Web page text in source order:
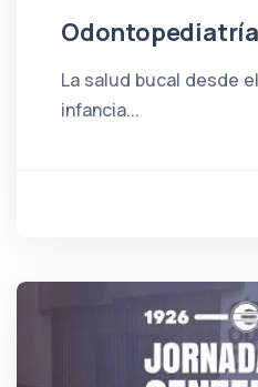
Odontopediatría
La salud bucal desde
infancia...